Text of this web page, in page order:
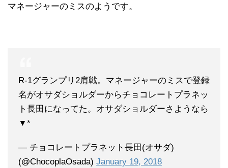
マネージャーのミスのようです。
R-1グランプリ2肩戦。マネージャーのミスで登録
名がオサダショルダーからチョコレートプラネッ
ト長田になってた。オサダショルダーさようなら
▼*
— チョコレートプラネット長田(オサダ)
(@ChocoplaOsada) January 19, 2018